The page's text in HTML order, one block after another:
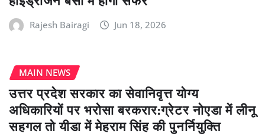
Rajesh Bairagi Jun 18, 2026
MAIN NEWS
उत्तर प्रदेश सरकार का सेवानिवृत्त योग्य
अधिकारियों पर भरोसा बरकरार:ग्रेटर नोएडा में लीनू
सहगल तो यीडा में मेहराम सिंह की पुनर्नियुक्ति